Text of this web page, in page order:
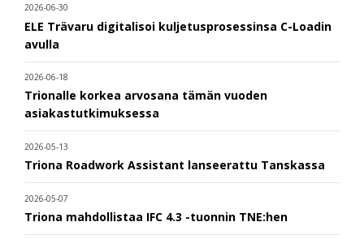
2026-06-30
ELE Trävaru digitalisoi kuljetusprosessinsa C-Loadin
avulla
2026-06-18
Trionalle korkea arvosana tämän vuoden
asiakastutkimuksessa
2026-05-13
Triona Roadwork Assistant lanseerattu Tanskassa
2026-05-07
Triona mahdollistaa IFC 4.3 -tuonnin TNE:hen